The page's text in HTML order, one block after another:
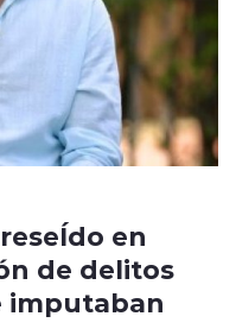
en
de delitos
imputaban